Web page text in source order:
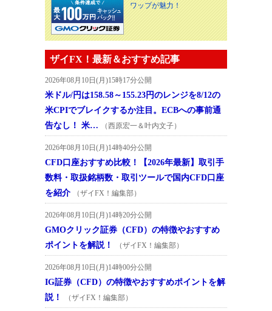
ワップが魅力！
ザイFX！最新＆おすすめ記事
2026年08月10日(月)15時17分公開
米ドル/円は158.58～155.23円のレンジを8/12の
米CPIでブレイクするか注目。ECBへの事前通
告なし！ 米…
（西原宏一＆叶内文子）
2026年08月10日(月)14時40分公開
CFD口座おすすめ比較！【2026年最新】取引手
数料・取扱銘柄数・取引ツールで国内CFD口座
を紹介
（ザイFX！編集部）
2026年08月10日(月)14時20分公開
GMOクリック証券（CFD）の特徴やおすすめ
ポイントを解説！
（ザイFX！編集部）
2026年08月10日(月)14時00分公開
IG証券（CFD）の特徴やおすすめポイントを解
説！
（ザイFX！編集部）